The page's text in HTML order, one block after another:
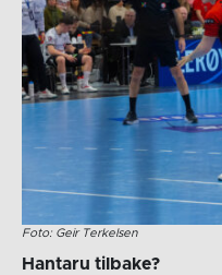
Foto: Geir Terkelsen
Hantaru tilbake?